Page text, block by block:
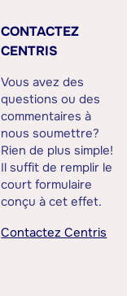
CONTACTEZ
CENTRIS
Vous avez des
questions ou des
commentaires à
nous soumettre?
Rien de plus simple!
Il suffit de remplir le
court formulaire
conçu à cet effet.
Contactez Centris